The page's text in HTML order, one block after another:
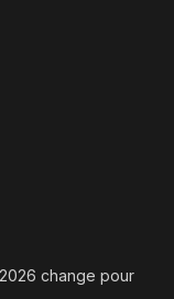
change pour